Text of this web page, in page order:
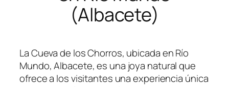
(Albacete)
La Cueva de los Chorros, ubicada en Río
Mundo, Albacete, es una joya natural que
ofrece a los visitantes una experiencia única